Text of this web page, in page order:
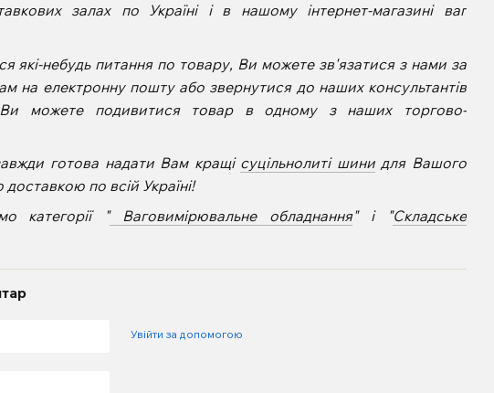
залах по Україні і в нашому інтернет-магазині ваг
які-небудь питання по товару, Ви можете зв'язатися з нами за
на електронну пошту або звернутися до наших консультантів
можете подивитися товар в одному з наших торгово-
готова надати Вам кращі суцільнолиті шинидля Вашого
по всій Україні!
категорії "Ваговимірювальне обладнання" і "Складське
Увійти за допомогою